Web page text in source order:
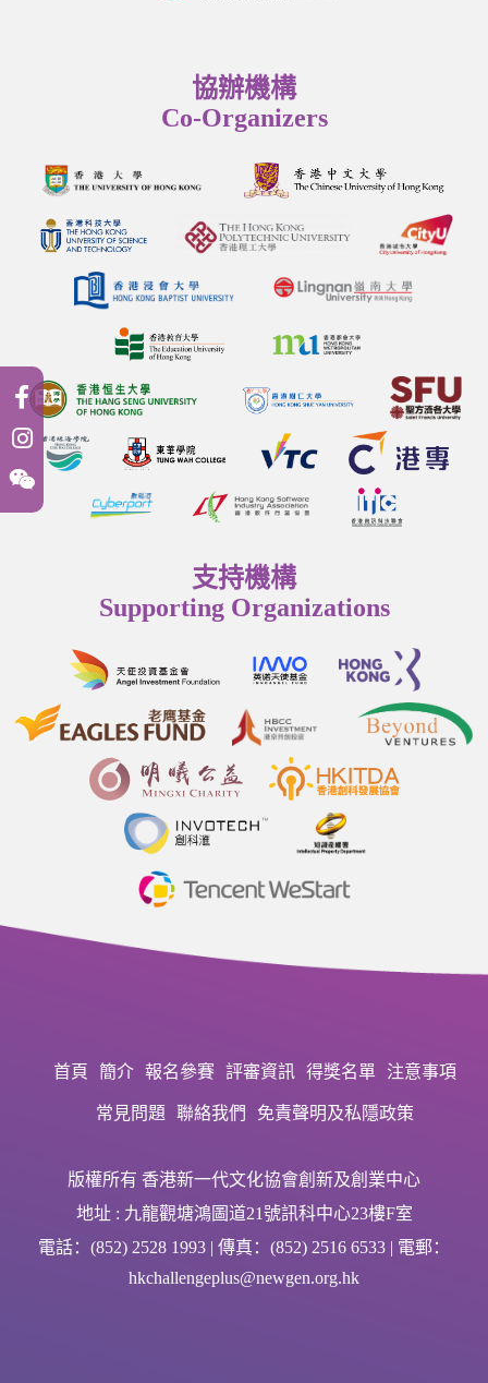
協辦機構
Co-Organizers
支持機構
Supporting Organizations
首頁 簡介 報名參賽 評審資訊 得獎名單 注意事項
常見問題 聯絡我們 免責聲明及私隱政策
版權所有 香港新一代文化協會創新及創業中心
地址 : 九龍觀塘鴻圖道21號訊科中心23樓F室
電話：(852) 2528 1993 | 傳真：(852) 2516 6533 | 電郵：
hkchallengeplus@newgen.org.hk